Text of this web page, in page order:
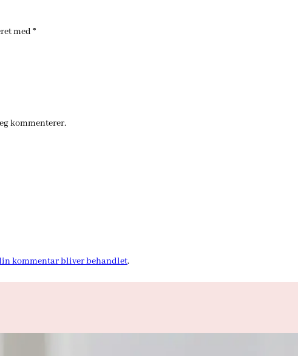
med *
kommenterer.
kommentar bliver behandlet.